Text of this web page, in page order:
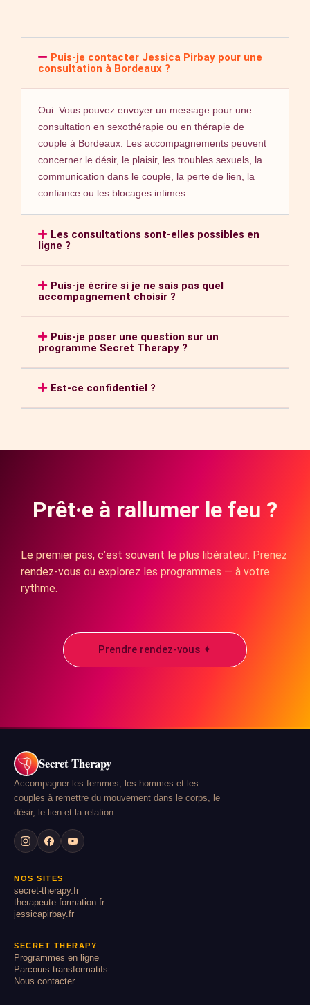
Puis-je contacter Jessica Pirbay pour une
consultation à Bordeaux ?
Oui. Vous pouvez envoyer un message pour une
consultation en sexothérapie ou en thérapie de
couple à Bordeaux. Les accompagnements peuvent
concerner le désir, le plaisir, les troubles sexuels, la
communication dans le couple, la perte de lien, la
confiance ou les blocages intimes.
Les consultations sont-elles possibles en
ligne ?
Puis-je écrire si je ne sais pas quel
accompagnement choisir ?
Puis-je poser une question sur un
programme Secret Therapy ?
Est-ce confidentiel ?
Prêt·e à rallumer le feu ?
Le premier pas, c’est souvent le plus libérateur. Prenez
rendez-vous ou explorez les programmes — à votre
rythme.
Prendre rendez-vous ✦
Secret Therapy
Accompagner les femmes, les hommes et les
couples à remettre du mouvement dans le corps, le
désir, le lien et la relation.
NOS SITES
secret-therapy.fr
therapeute-formation.fr
jessicapirbay.fr
SECRET THERAPY
Programmes en ligne
Parcours transformatifs
Nous contacter